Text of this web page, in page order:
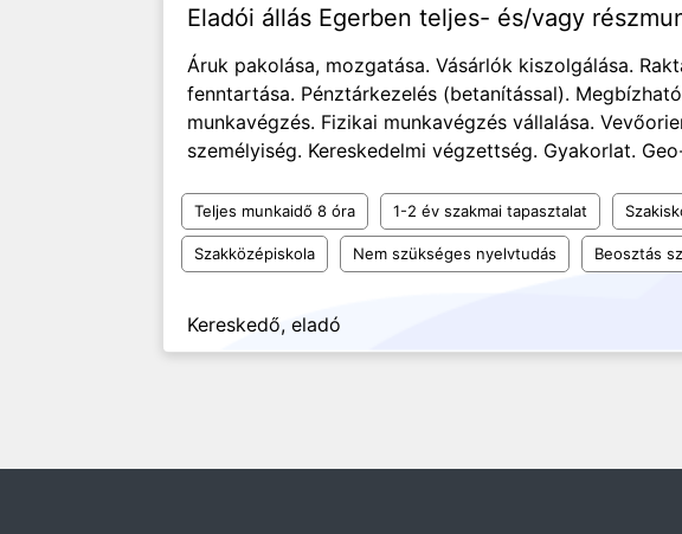
Eladói állás Egerben teljes- és/vagy
Áruk pakolása, mozgatása. Vásárlók kiszolgálása.
fenntartása. Pénztárkezelés (betanítással).
munkavégzés. Fizikai munkavégzés vállalása.
személyiség. Kereskedelmi végzettség. Gyakorlat.
Teljes munkaidő 8 óra 1-2 év szakmai tapasztalat
Szakközépiskola Nem szükséges nyelvtudás Beosztás
Kereskedő, eladó